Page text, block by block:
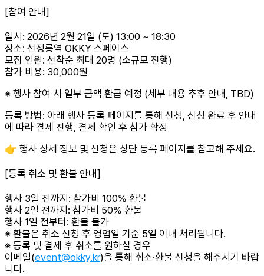
[참여 안내]
일시: 2026년 2월 21일 (토) 13:00 ~ 18:30
장소: 선정릉역 OKKY 스페이스
모집 인원: 선착순 최대 20명 (소규모 진행)
참가 비용: 30,000원
※ 행사 참여 시 일부 금액 환급 예정 (세부 내용 추후 안내, TBD)
등록 방법: 아래 행사 등록 페이지를 통해 신청, 신청 완료 후 안내
에 따라 결제 진행, 결제 확인 후 참가 확정
👉 행사 상세 정보 및 신청은 상단 등록 페이지를 참고해 주세요.
[등록 취소 및 환불 안내]
행사 3일 전까지: 참가비 100% 환불
행사 2일 전까지: 참가비 50% 환불
행사 1일 전부터: 환불 불가
※ 환불은 취소 신청 후 영업일 기준 5일 이내 처리됩니다.
※ 등록 및 결제 후 취소를 원하실 경우
이메일(event@okky.kr)을 통해 취소·환불 신청을 해주시기 바랍
니다.